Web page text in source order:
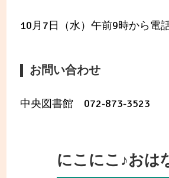
10月7日（水）午前9時から電
お問い合わせ
中央図書館 072-873-3523
にこにこ♪おは